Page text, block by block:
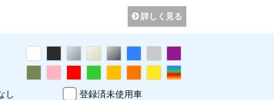
詳しく見る
し
登録済未使用車